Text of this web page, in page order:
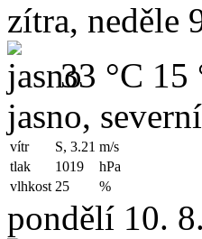
zítra, neděle
33 °C 15
jasno,
vítr S, 3.21 m/s
tlak
1019
hPa
vlhkost 25 %
pondělí 10.